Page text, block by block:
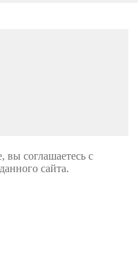
соглашаетесь с
данного сайта.